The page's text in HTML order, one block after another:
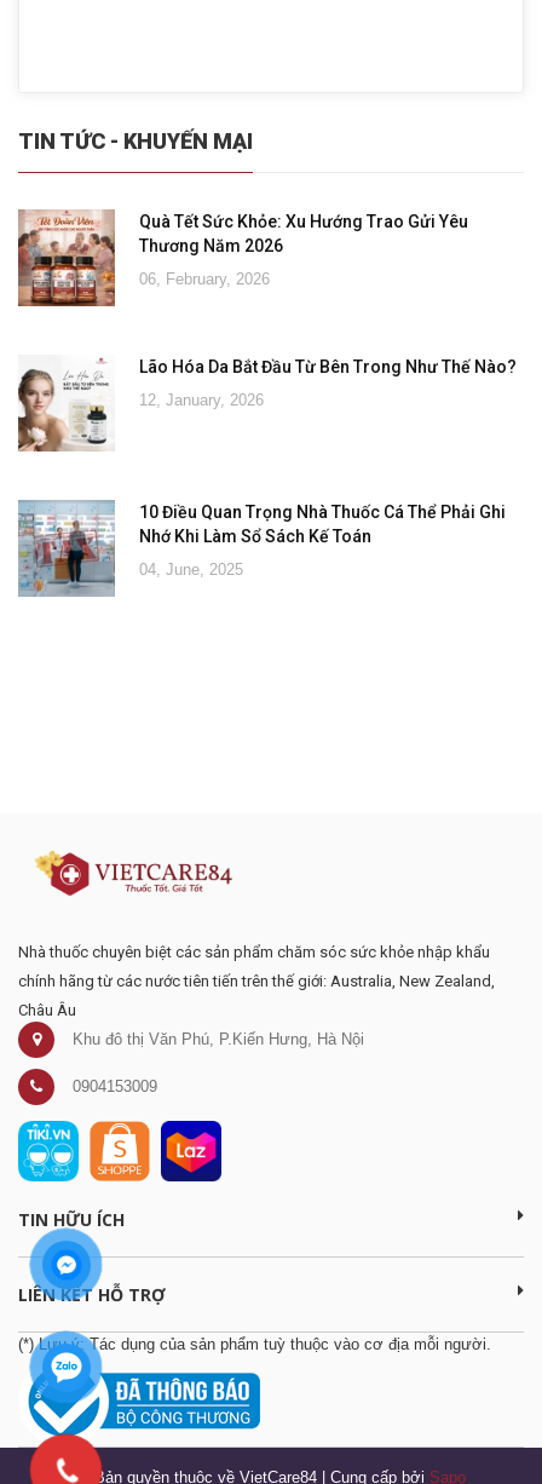
TIN TỨC - KHUYẾN MẠI
Quà Tết Sức Khỏe: Xu Hướng Trao Gửi Yêu
Thương Năm 2026
06, February, 2026
Lão Hóa Da Bắt Đầu Từ Bên Trong Như Thế Nào?
12, January, 2026
10 Điều Quan Trọng Nhà Thuốc Cá Thể Phải Ghi
Nhớ Khi Làm Sổ Sách Kế Toán
04, June, 2025
Nhà thuốc chuyên biệt các sản phẩm chăm sóc sức khỏe nhập khẩu
chính hãng từ các nước tiên tiến trên thế giới: Australia, New Zealand,
Châu Âu
Khu đô thị Văn Phú, P.Kiến Hưng, Hà Nội
0904153009
TIN HỮU ÍCH
LIÊN KẾT HỖ TRỢ
(*) Lưu ý: Tác dụng của sản phẩm tuỳ thuộc vào cơ địa mỗi người.
© Bản quyền thuộc về VietCare84 Cung cấp bởi Sapo